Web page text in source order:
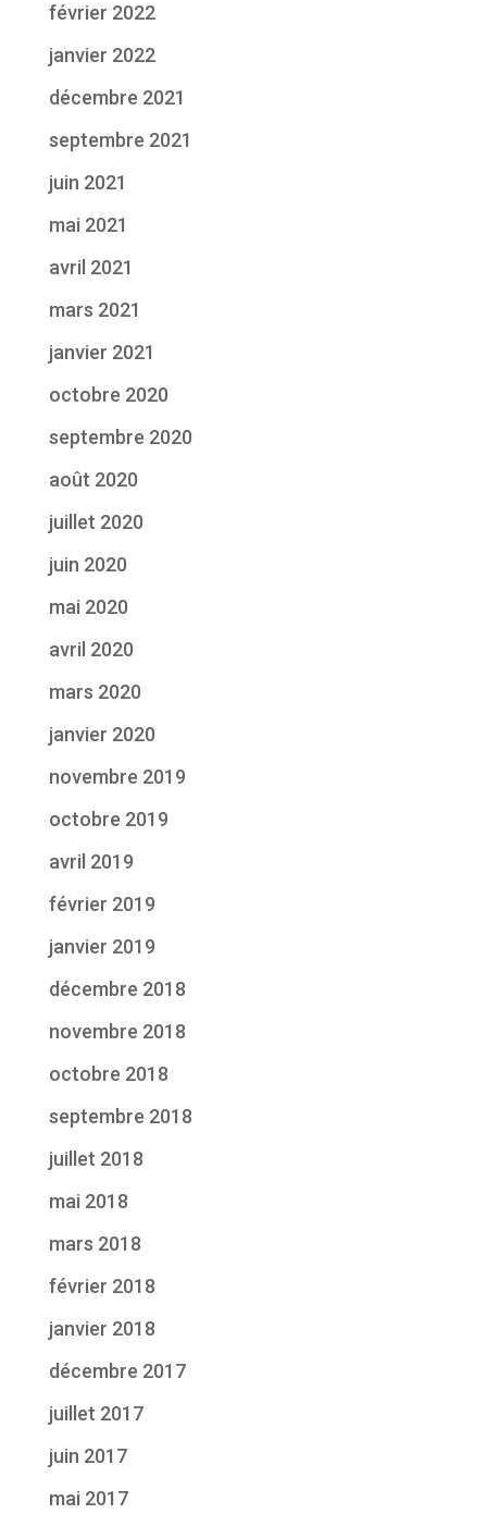
février 2022
janvier 2022
décembre 2021
septembre 2021
juin 2021
mai 2021
avril 2021
mars 2021
janvier 2021
octobre 2020
septembre 2020
août 2020
juillet 2020
juin 2020
mai 2020
avril 2020
mars 2020
janvier 2020
novembre 2019
octobre 2019
avril 2019
février 2019
janvier 2019
décembre 2018
novembre 2018
octobre 2018
septembre 2018
juillet 2018
mai 2018
mars 2018
février 2018
janvier 2018
décembre 2017
juillet 2017
juin 2017
mai 2017